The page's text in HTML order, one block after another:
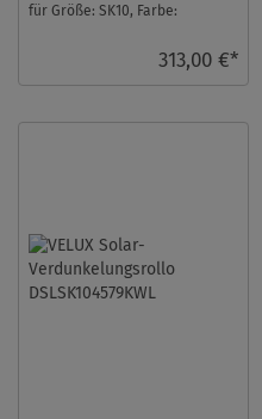
für Größe: SK10, Farbe:
313,00 €*